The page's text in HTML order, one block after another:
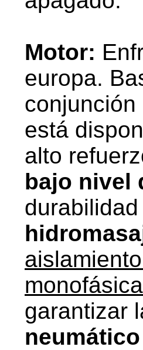
Motor:
europa.
está
alto
bajo nivel
garantizar
neumático